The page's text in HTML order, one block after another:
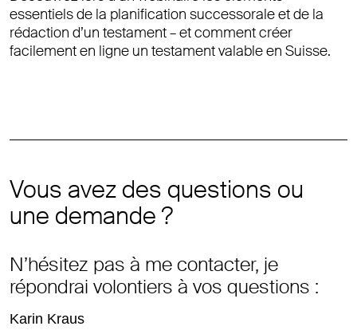
essentiels de la planification successorale et de la
rédaction d’un testament – et comment créer
facilement en ligne un testament valable en Suisse.
Vous avez des questions ou
une demande ?
N’hésitez pas à me contacter, je
répondrai volontiers à vos questions :
Karin Kraus